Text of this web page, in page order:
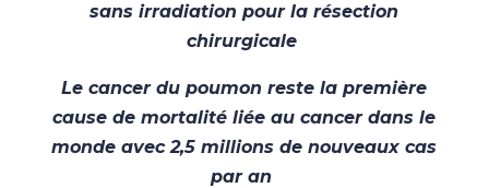
sans irradiation pour la résection
chirurgicale
Le cancer du poumon reste la première
cause de mortalité liée au cancer dans le
monde avec 2,5 millions de nouveaux cas
par an